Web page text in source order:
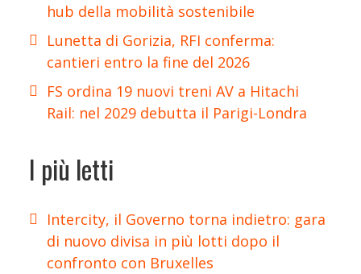
hub della mobilità sostenibile
Lunetta di Gorizia, RFI conferma:
cantieri entro la fine del 2026
FS ordina 19 nuovi treni AV a Hitachi
Rail: nel 2029 debutta il Parigi-Londra
I più letti
Intercity, il Governo torna indietro: gara
di nuovo divisa in più lotti dopo il
confronto con Bruxelles